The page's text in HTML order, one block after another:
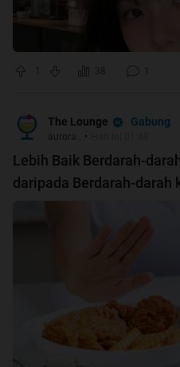
38
The Lounge Gabung
aurora.. •
Lebih Baik Berdarah-
daripada Berdarah-darah